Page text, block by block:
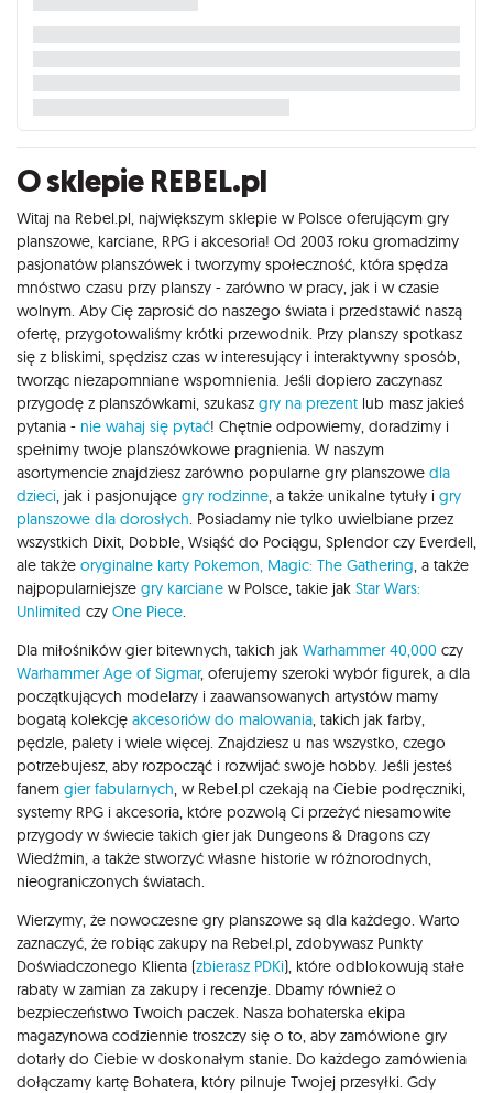
O sklepie REBEL.pl
Witaj na Rebel.pl, największym sklepie w Polsce oferującym gry
planszowe, karciane, RPG i akcesoria! Od 2003 roku gromadzimy
pasjonatów planszówek i tworzymy społeczność, która spędza
mnóstwo czasu przy planszy - zarówno w pracy, jak i w czasie
wolnym. Aby Cię zaprosić do naszego świata i przedstawić naszą
ofertę, przygotowaliśmy krótki przewodnik. Przy planszy spotkasz
się z bliskimi, spędzisz czas w interesujący i interaktywny sposób,
tworząc niezapomniane wspomnienia. Jeśli dopiero zaczynasz
przygodę z planszówkami, szukasz gry na prezent lub masz jakieś
pytania - nie wahaj się pytać! Chętnie odpowiemy, doradzimy i
spełnimy twoje planszówkowe pragnienia. W naszym
asortymencie znajdziesz zarówno popularne gry planszowe dla
dzieci, jak i pasjonujące gry rodzinne, a także unikalne tytuły i gry
planszowe dla dorosłych. Posiadamy nie tylko uwielbiane przez
wszystkich Dixit, Dobble, Wsiąść do Pociągu, Splendor czy Everdell,
ale także oryginalne karty Pokemon, Magic: The Gathering, a także
najpopularniejsze gry karciane w Polsce, takie jak Star Wars:
Unlimited czy One Piece.
Dla miłośników gier bitewnych, takich jak Warhammer 40,000 czy
Warhammer Age of Sigmar, oferujemy szeroki wybór figurek, a dla
początkujących modelarzy i zaawansowanych artystów mamy
bogatą kolekcję akcesoriów do malowania, takich jak farby,
pędzle, palety i wiele więcej. Znajdziesz u nas wszystko, czego
potrzebujesz, aby rozpocząć i rozwijać swoje hobby. Jeśli jesteś
fanem gier fabularnych, w Rebel.pl czekają na Ciebie podręczniki,
systemy RPG i akcesoria, które pozwolą Ci przeżyć niesamowite
przygody w świecie takich gier jak Dungeons & Dragons czy
Wiedźmin, a także stworzyć własne historie w różnorodnych,
nieograniczonych światach.
Wierzymy, że nowoczesne gry planszowe są dla każdego. Warto
zaznaczyć, że robiąc zakupy na Rebel.pl, zdobywasz Punkty
Doświadczonego Klienta (zbierasz PDKi), które odblokowują stałe
rabaty w zamian za zakupy i recenzje. Dbamy również o
bezpieczeństwo Twoich paczek. Nasza bohaterska ekipa
magazynowa codziennie troszczy się o to, aby zamówione gry
dotarły do Ciebie w doskonałym stanie. Do każdego zamówienia
dołączamy kartę Bohatera, który pilnuje Twojej przesyłki. Gdy